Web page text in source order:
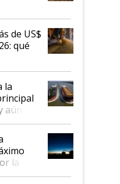
de US$
qué
la
así
de cada
la